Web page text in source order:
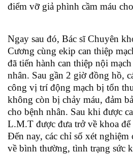
điểm vỡ giả phình cầm máu
Ngay sau đó, Bác sĩ Chuyên
Cương cùng ekip can thiệp
đã tiến hành can thiệp nội
nhân. Sau gần 2 giờ đồng hồ,
công vị trí động mạch bị tổn
không còn bị chảy máu, đảm
cho bệnh nhân. Sau khi được
L.M.T được đưa trở về khoa
Đến nay, các chỉ số xét nghiệm
về bình thường, tình trạng sức